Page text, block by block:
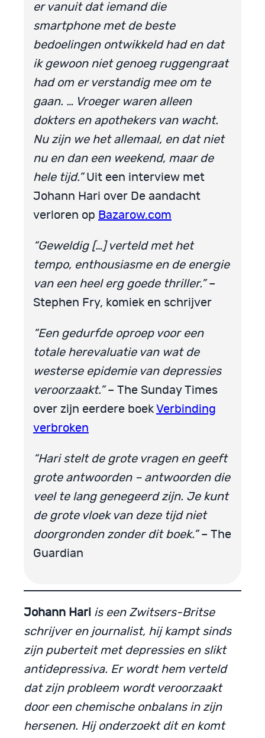
er vanuit dat iemand die
smartphone met de beste
bedoelingen ontwikkeld had en dat
ik gewoon niet genoeg ruggengraat
had om er verstandig mee om te
gaan. … Vroeger waren alleen
dokters en apothekers van wacht.
Nu zijn we het allemaal, en dat niet
nu en dan een weekend, maar de
hele tijd.”Uit een interview met
Johann Hari over De aandacht
verloren op Bazarow.com
“Geweldig […] verteld met het
tempo, enthousiasme en de energie
van een heel erg goede thriller.”–
Stephen Fry, komiek en schrijver
“Een gedurfde oproep voor een
totale herevaluatie van wat de
westerse epidemie van depressies
veroorzaakt.”– The Sunday Times
over zijn eerdere boek Verbinding
verbroken
“Hari stelt de grote vragen en geeft
grote antwoorden – antwoorden die
veel te lang genegeerd zijn. Je kunt
de grote vloek van deze tijd niet
doorgronden zonder dit boek.”– The
Guardian
Johann Hari is een Zwitsers-Britse
schrijver en journalist, hij kampt sinds
zijn puberteit met depressies en slikt
antidepressiva. Er wordt hem verteld
dat zijn probleem wordt veroorzaakt
door een chemische onbalans in zijn
hersenen. Hij onderzoekt dit en komt